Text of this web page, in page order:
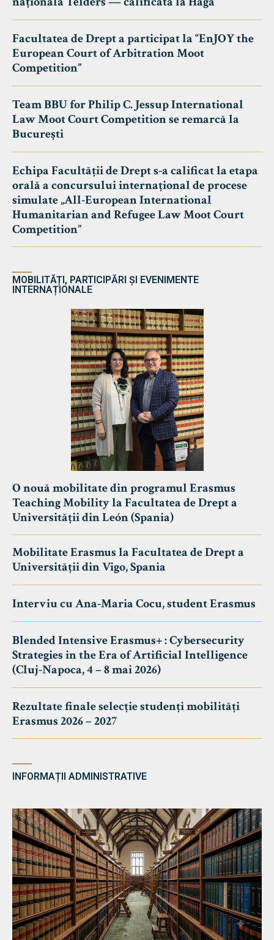
Facultatea de Drept a participat la “EnJOY the
European Court of Arbitration Moot
Competition”
Team BBU for Philip C. Jessup International
Law Moot Court Competition se remarcă la
București
Echipa Facultății de Drept s-a calificat la etapa
orală a concursului internațional de procese
simulate „All-European International
Humanitarian and Refugee Law Moot Court
Competition”
MOBILITĂȚI, PARTICIPĂRI ȘI EVENIMENTE
INTERNAȚIONALE
O nouă mobilitate din programul Erasmus
Teaching Mobility la Facultatea de Drept a
Universității din León (Spania)
Mobilitate Erasmus la Facultatea de Drept a
Universității din Vigo, Spania
Interviu cu Ana-Maria Cocu, student Erasmus
Blended Intensive Erasmus+ : Cybersecurity
Strategies in the Era of Artificial Intelligence
(Cluj-Napoca, 4 – 8 mai 2026)
Rezultate finale selecție studenți mobilități
Erasmus 2026 – 2027
INFORMAȚII ADMINISTRATIVE